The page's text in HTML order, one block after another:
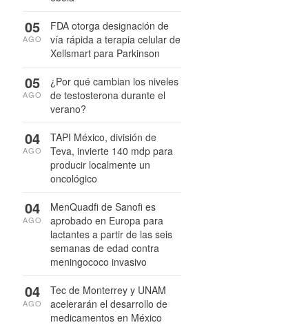
FDA otorga designación de
vía rápida a terapia celular de
Xellsmart para Parkinson
05
AGO
¿Por qué cambian los niveles
de testosterona durante el
verano?
05
AGO
TAPI México, división de
Teva, invierte 140 mdp para
producir localmente un
oncológico
04
AGO
MenQuadfi de Sanofi es
aprobado en Europa para
lactantes a partir de las seis
semanas de edad contra
meningococo invasivo
04
AGO
Tec de Monterrey y UNAM
acelerarán el desarrollo de
medicamentos en México
04
AGO